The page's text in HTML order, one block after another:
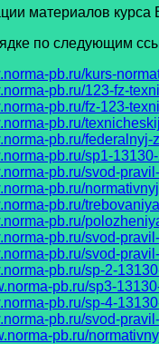
материалов курса
по следующим
pb.ru/kurs-
pb.ru/123-fz-
pb.ru/fz-123-
pb.ru/
pb.ru/
pb.ru/sp1-
pb.ru/svod-
pb.ru/
pb.ru/
pb.ru/
pb.ru/svod-
pb.ru/svod-
pb.ru/sp-2-
pb.ru/sp3-
pb.ru/sp-4-
pb.ru/svod-
pb.ru/